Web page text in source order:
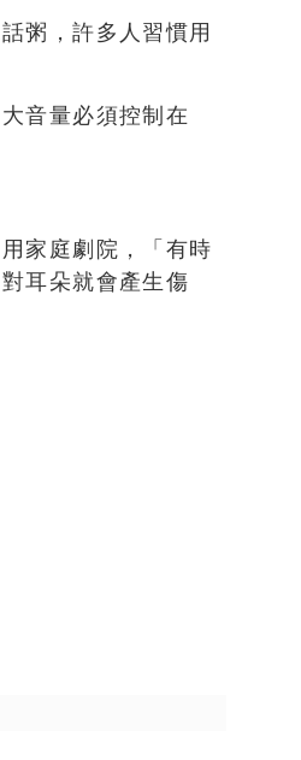
粥，許多人習慣用
音量必須控制在
家庭劇院，「有時
耳朵就會產生傷